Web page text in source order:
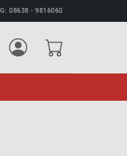
08638 - 9816060